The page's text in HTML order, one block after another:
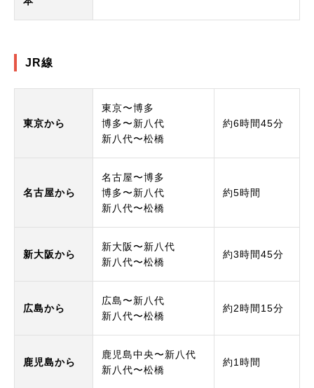
JR線
東京から
東京〜博多
博多〜新八代
新八代〜松橋
約6時間45分
名古屋から
名古屋〜博多
博多〜新八代
新八代〜松橋
約5時間
新大阪から
新大阪〜新八代
新八代〜松橋
約3時間45分
広島から
広島〜新八代
新八代〜松橋
約2時間15分
鹿児島から
鹿児島中央〜新八代
新八代〜松橋
約1時間